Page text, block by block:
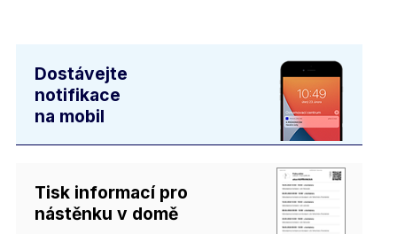
Dostávejte
notifikace
na mobil
Tisk informací pro
nástěnku v domě